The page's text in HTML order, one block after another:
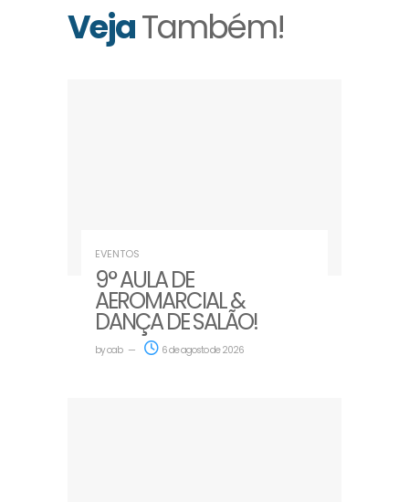
VejaTambém!
EVENTOS
9° AULA DE
AEROMARCIAL &
DANÇA DE SALÃO!
byoab 6 de agosto de 2026